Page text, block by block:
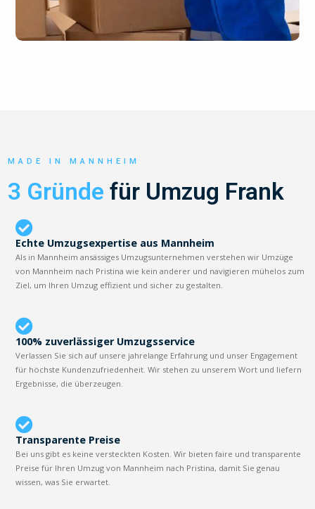
MADE IN MANNHEIM
3 Gründe für Umzug Frank
Echte Umzugsexpertise aus Mannheim
Als in Mannheim ansässiges Umzugsunternehmen verstehen wir Umzüge
von Mannheim nach Pristina wie kein anderer und navigieren mühelos zum
Ziel, um Ihren Umzug effizient und sicher zu gestalten.
100% zuverlässiger Umzugsservice
Verlassen Sie sich auf unsere jahrelange Erfahrung und unser Engagement
für höchste Kundenzufriedenheit. Wir stehen zu unserem Wort und liefern
Ergebnisse, die überzeugen.
Transparente Preise
Bei uns gibt es keine versteckten Kosten. Wir bieten faire und transparente
Preise für Ihren Umzug von Mannheim nach Pristina, damit Sie genau
wissen, was Sie erwartet.